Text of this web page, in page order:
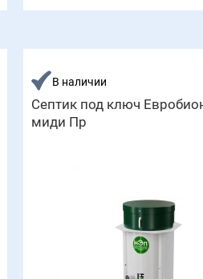
В наличии
Септик под ключ
миди Пр